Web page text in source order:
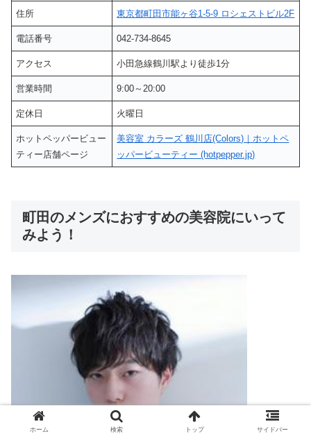
住所 東京都町田市能ヶ谷1-5-9 ロシェストビル2F
電話番号 042-734-8645
アクセス 小田急線鶴川駅より徒歩1分
営業時間 9:00～20:00
定休日 火曜日
ホットペッパービュー
ティー店舗ページ
美容室 カラーズ 鶴川店(Colors)｜ホットペ
ッパービューティー (hotpepper.jp)
町田のメンズにおすすめの美容院にいって
みよう！
ホーム 検索 トップ サイドバー